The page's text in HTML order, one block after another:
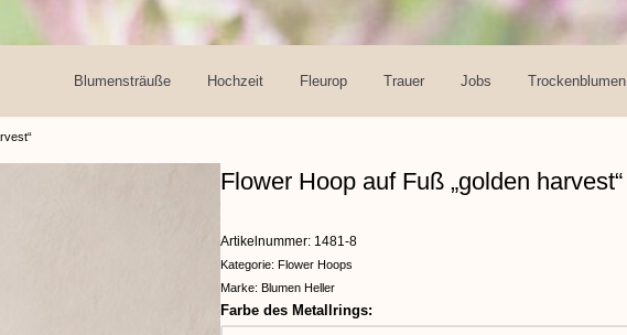
Blumensträuße Hochzeit Fleurop Trauer Jobs Trockenblumen
Flower Hoop auf Fuß „golden harvest“
Artikelnummer: 1481-8
Kategorie: Flower Hoops
Marke: Blumen Heller
Farbe des Metallrings: